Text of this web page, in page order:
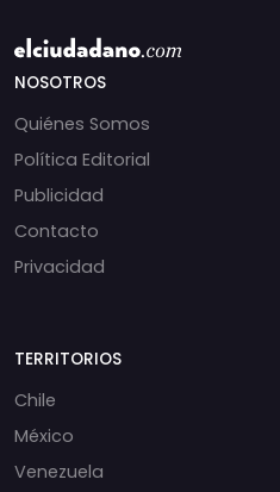
NOSOTROS
Quiénes Somos
Política Editorial
Publicidad
Contacto
Privacidad
TERRITORIOS
Chile
México
Venezuela